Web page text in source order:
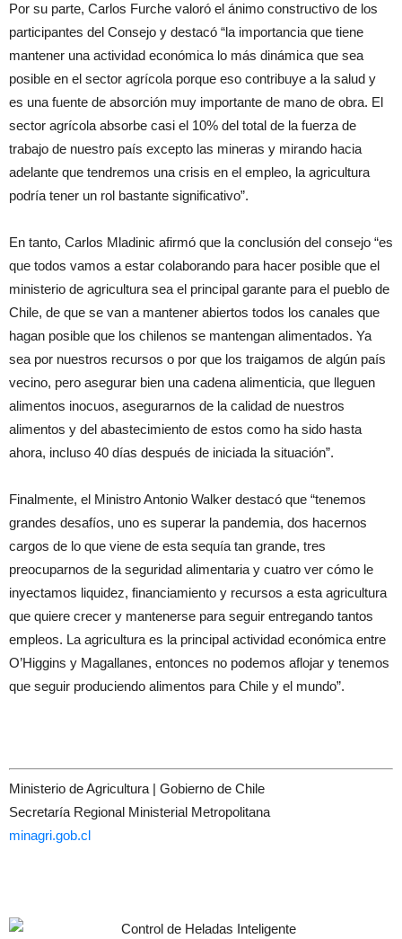
Por su parte, Carlos Furche valoró el ánimo constructivo de los
participantes del Consejo y destacó “la importancia que tiene
mantener una actividad económica lo más dinámica que sea
posible en el sector agrícola porque eso contribuye a la salud y
es una fuente de absorción muy importante de mano de obra. El
sector agrícola absorbe casi el 10% del total de la fuerza de
trabajo de nuestro país excepto las mineras y mirando hacia
adelante que tendremos una crisis en el empleo, la agricultura
podría tener un rol bastante significativo”.
En tanto, Carlos Mladinic afirmó que la conclusión del consejo “es
que todos vamos a estar colaborando para hacer posible que el
ministerio de agricultura sea el principal garante para el pueblo de
Chile, de que se van a mantener abiertos todos los canales que
hagan posible que los chilenos se mantengan alimentados. Ya
sea por nuestros recursos o por que los traigamos de algún país
vecino, pero asegurar bien una cadena alimenticia, que lleguen
alimentos inocuos, asegurarnos de la calidad de nuestros
alimentos y del abastecimiento de estos como ha sido hasta
ahora, incluso 40 días después de iniciada la situación”.
Finalmente, el Ministro Antonio Walker destacó que “tenemos
grandes desafíos, uno es superar la pandemia, dos hacernos
cargos de lo que viene de esta sequía tan grande, tres
preocuparnos de la seguridad alimentaria y cuatro ver cómo le
inyectamos liquidez, financiamiento y recursos a esta agricultura
que quiere crecer y mantenerse para seguir entregando tantos
empleos. La agricultura es la principal actividad económica entre
O’Higgins y Magallanes, entonces no podemos aflojar y tenemos
que seguir produciendo alimentos para Chile y el mundo”.
Ministerio de Agricultura | Gobierno de Chile
Secretaría Regional Ministerial Metropolitana
minagri.gob.cl